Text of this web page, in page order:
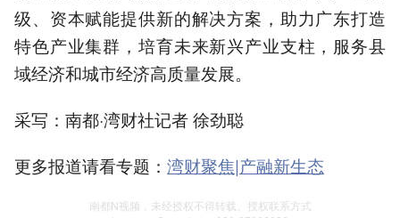
级、资本赋能提供新的解决方案，助力广东打造
特色产业集群，培育未来新兴产业支柱，服务县
域经济和城市经济高质量发展。
采写：南都·湾财社记者 徐劲聪
更多报道请看专题： 湾财聚焦|产融新生态
南都N视频，未经授权不得转载、授权联系方式